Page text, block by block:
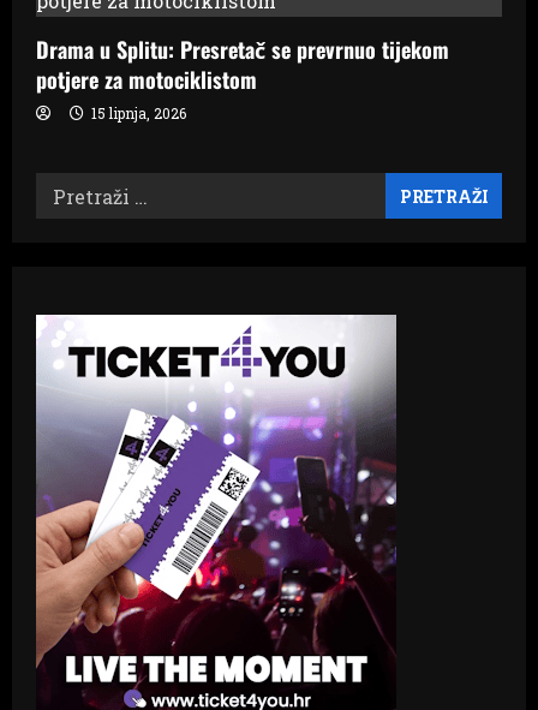
Drama u Splitu: Presretač se prevrnuo tijekom
potjere za motociklistom
15 lipnja, 2026
Pretraži: